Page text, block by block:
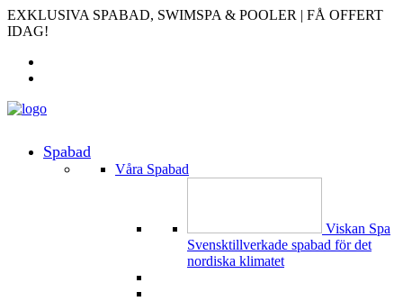
EXKLUSIVA SPABAD, SWIMSPA & POOLER | FÅ OFFERT
IDAG!
Spabad
Våra Spabad
Viskan Spa
Svensktillverkade spabad för det
nordiska klimatet